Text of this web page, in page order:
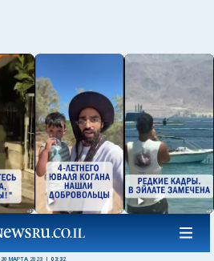
30 МАРТА 2023 03:32